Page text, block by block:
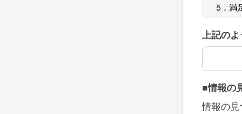
5．満
上記の
上記のよ
■情報の
情報の見